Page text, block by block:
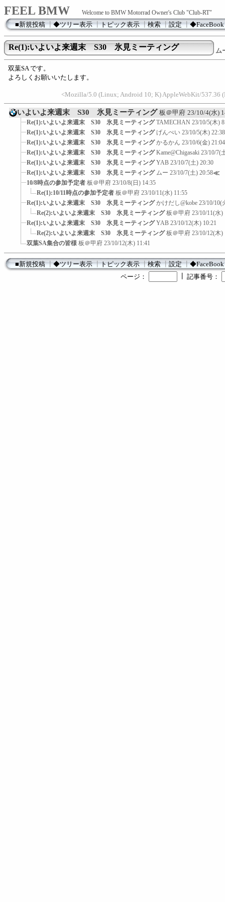
FEEL BMW Welcome to BMW Motorrad Owner's Club "Club-RT"
■新規投稿┃◆ツリー表示┃トピック表示┃検索┃設定┃◆FaceBook
Re(1):いよいよ来週末 S30 氷見ミーティング ム
双葉SA です。
よろしくお願いいたします。
<Mozilla/5.0 (Linux; Android 10; K) AppleWebKit/537.36
いよいよ来週末 S30 氷見ミーティング 板＠甲府 23/10/4(水)
Re(1):いよいよ来週末 S30 氷見ミーティング TAMECHAN 23/10/5(木)
Re(1):いよいよ来週末 S30 氷見ミーティング げんぺい 23/10/5(木) 22:38
Re(1):いよいよ来週末 S30 氷見ミーティング かるかん 23/10/6(金) 21:04
Re(1):いよいよ来週末 S30 氷見ミーティング Kame@Chigasaki 23/10/7(
Re(1):いよいよ来週末 S30 氷見ミーティング YAB 23/10/7(土) 20:30
Re(1):いよいよ来週末 S30 氷見ミーティング ムー 23/10/7(土) 20:58≪
10/8時点の参加予定者 板＠甲府 23/10/8(日) 14:35
Re(1):10/11時点の参加予定者 板＠甲府 23/10/11(水) 11:55
Re(1):いよいよ来週末 S30 氷見ミーティング かけだし@kobe 23/10/10(
Re(2):いよいよ来週末 S30 氷見ミーティング 板＠甲府 23/10/11(水)
Re(1):いよいよ来週末 S30 氷見ミーティング YAB 23/10/12(木) 10:21
Re(2):いよいよ来週末 S30 氷見ミーティング 板＠甲府 23/10/12(木)
双葉SA集合の皆様 板＠甲府 23/10/12(木) 11:41
■新規投稿┃◆ツリー表示┃トピック表示┃検索┃設定┃◆FaceBook
ページ：
記事番号：